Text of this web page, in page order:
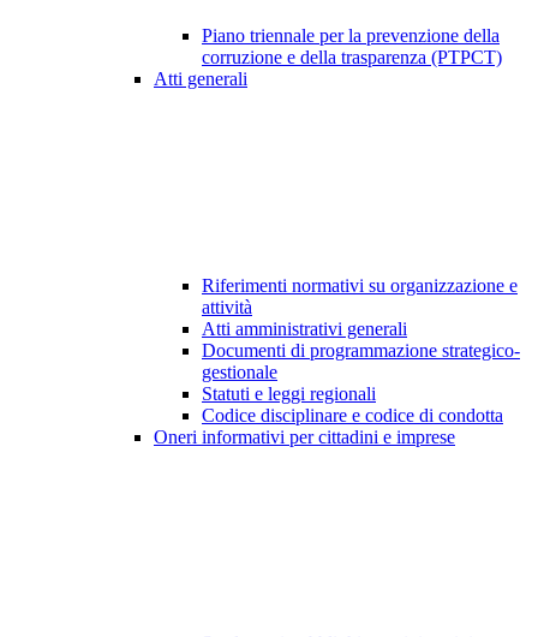
Piano triennale per la prevenzione della
corruzione e della trasparenza (PTPCT)
Atti generali
Riferimenti normativi su organizzazione e
attività
Atti amministrativi generali
Documenti di programmazione strategico-
gestionale
Statuti e leggi regionali
Codice disciplinare e codice di condotta
Oneri informativi per cittadini e imprese